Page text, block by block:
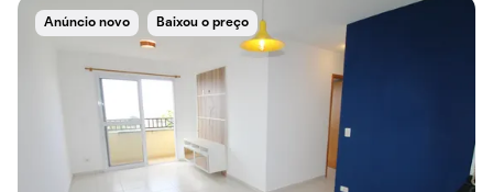
Anúncio novo Baixou o preço